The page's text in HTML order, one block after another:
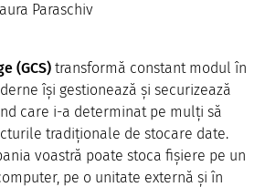
Paraschiv
(GCS) transformă constant modul în
își gestionează și securizează
care i-a determinat pe mulți să
tradiționale de stocare date.
voastră poate stoca fișiere pe un
pe o unitate externă și în